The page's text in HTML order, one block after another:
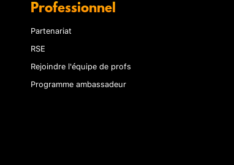
Professionnel
Partenariat
RSE
Rejoindre l'équipe de profs
Programme ambassadeur